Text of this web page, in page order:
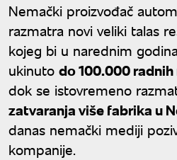
Nemački proizvođač
razmatra novi veliki talas
kojeg bi u narednim
ukinuto do 100.000
dok se istovremeno
zatvaranja više fabrika u
danas nemački mediji
kompanije.